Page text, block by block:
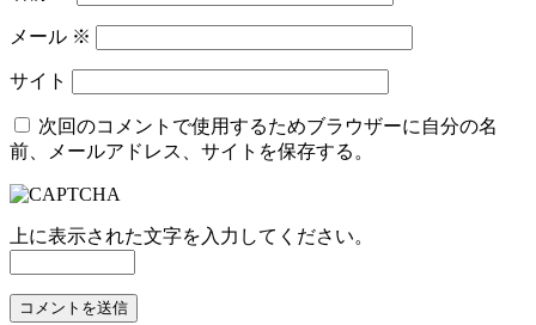
メール ※
サイト
次回のコメントで使用するためブラウザーに自分の名
前、メールアドレス、サイトを保存する。
上に表示された文字を入力してください。